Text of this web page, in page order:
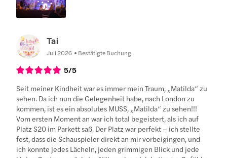
Tai
Juli 2026 Bestätigte Buchung
5/5
Seit meiner Kindheit war es immer mein Traum, „Matilda“ zu
sehen. Da ich nun die Gelegenheit habe, nach London zu
kommen, ist es ein absolutes MUSS, „Matilda“ zu sehen!!!
Vom ersten Moment an war ich total begeistert, als ich auf
Platz S20 im Parkett saß. Der Platz war perfekt – ich stellte
fest, dass die Schauspieler direkt an mir vorbeigingen, und
ich konnte jedes Lächeln, jeden grimmigen Blick und jede